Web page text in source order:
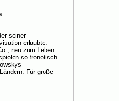
seiner
erlaubte.
neu zum Leben
so frenetisch
Für große